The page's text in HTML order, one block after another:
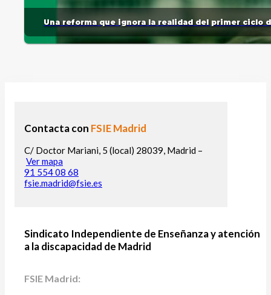
Una reforma que ignora la realidad del primer ciclo
Contacta con FSIE Madrid
C/ Doctor Mariani, 5 (local) 28039, Madrid –
Ver mapa
91 554 08 68
fsie.madrid@fsie.es
Sindicato Independiente de Enseñanza y atención
a la discapacidad de Madrid
FSIE Madrid: